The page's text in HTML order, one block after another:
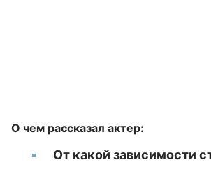
О чем рассказал актер:
От какой зависимости